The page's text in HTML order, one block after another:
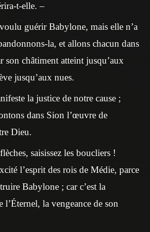
t-elle. –
guérir Babylone, mais elle n’a
la, et allons chacun dans
son châtiment atteint jusqu’aux
jusqu’aux nues.
la justice de notre cause ;
dans Sion l’œuvre de
Dieu.
saisissez les boucliers !
l’esprit des rois de Médie, parce
Babylone ; car c’est la
l’Éternel, la vengeance de son